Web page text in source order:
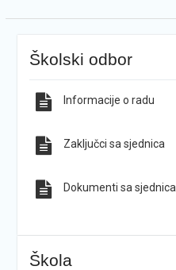
Školski odbor
Informacije o radu
Zaključci sa sjednica
Dokumenti sa sjednica
Škola